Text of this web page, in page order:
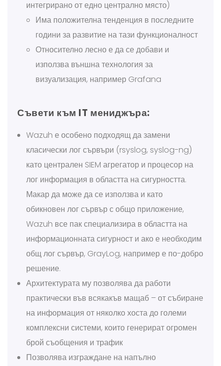
интегрирано от едно централно място)
Има положителна тенденция в последните
години за развитие на тази функционалност
Относително лесно е да се добави и
използва външна технология за
визуализация, например Grafana
Съвети към IT мениджъра:
Wazuh е особено подходящ да замени
класически лог сървъри (rsyslog, syslog-ng)
като централен SIEM агрегатор и процесор на
лог информация в областта на сигурността.
Макар да може да се използва и като
обикновен лог сървър с общо приложение,
Wazuh все пак специализира в областта на
информационната сигурност и ако е необходим
общ лог сървър, GrayLog, например е по-добро
решение.
Архитектурата му позволява да работи
практически във всякакъв мащаб – от събиране
на информация от няколко хоста до големи
комплексни системи, които генерират огромен
брой съобщения и трафик
Позволява изграждане на напълно